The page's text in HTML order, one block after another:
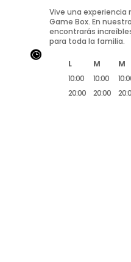
Vive una experiencia
Game Box. En
encontrarás
para toda la familia.
L M M
10:00
20:00
10:00
20:00
}